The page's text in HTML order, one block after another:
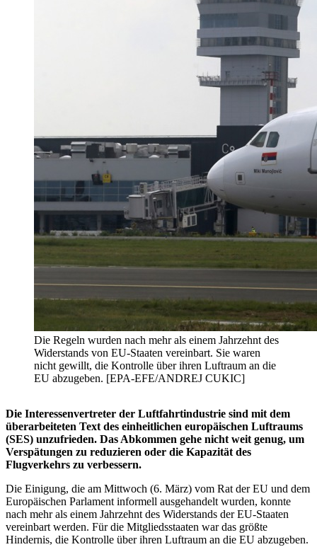
Die Regeln wurden nach mehr als einem Jahrzehnt des
Widerstands von EU-Staaten vereinbart. Sie waren
nicht gewillt, die Kontrolle über ihren Luftraum an die
EU abzugeben. [EPA-EFE/ANDREJ CUKIC]
Die Interessenvertreter der Luftfahrtindustrie sind mit dem
überarbeiteten Text des einheitlichen europäischen Luftraums
(SES) unzufrieden. Das Abkommen gehe nicht weit genug, um
Verspätungen zu reduzieren oder die Kapazität des
Flugverkehrs zu verbessern.
Die Einigung, die am Mittwoch (6. März) vom Rat der EU und dem
Europäischen Parlament informell ausgehandelt wurden, konnte
nach mehr als einem Jahrzehnt des Widerstands der EU-Staaten
vereinbart werden. Für die Mitgliedsstaaten war das größte
Hindernis, die Kontrolle über ihren Luftraum an die EU abzugeben.